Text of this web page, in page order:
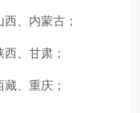
、内蒙古；
、甘肃；
、重庆；